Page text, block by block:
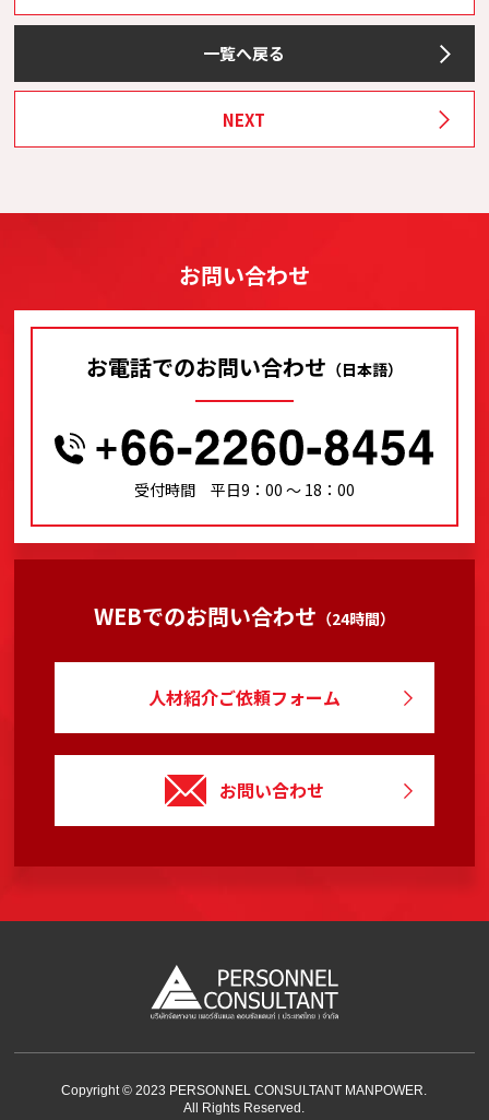
一覧へ戻る
NEXT
お問い合わせ
お電話でのお問い合わせ （日本語）
受付時間 平日9：00 〜 18：00
WEBでのお問い合わせ （24時間）
人材紹介ご依頼フォーム
お問い合わせ
Copyright © 2023 PERSONNEL CONSULTANT MANPOWER.
All Rights Reserved.